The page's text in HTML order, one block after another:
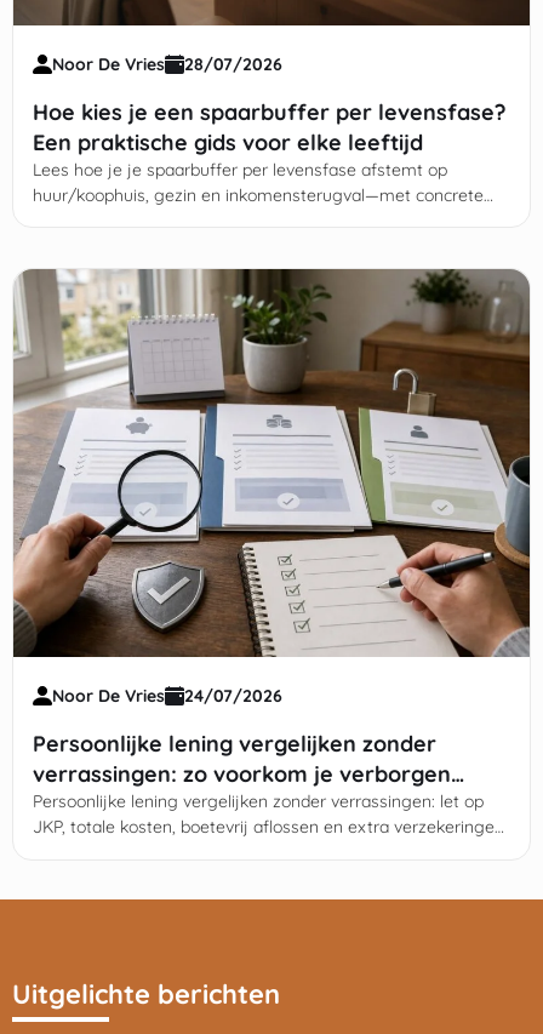
Noor De Vries 28/07/2026
Hoe kies je een spaarbuffer per levensfase?
Een praktische gids voor elke leeftijd
Lees hoe je je spaarbuffer per levensfase afstemt op
huur/koophuis, gezin en inkomensterugval—met concrete
Noor De Vries 24/07/2026
Persoonlijke lening vergelijken zonder
verrassingen: zo voorkom je verborgen
kosten
Persoonlijke lening vergelijken zonder verrassingen: let op
JKP, totale kosten, boetevrij aflossen en extra verzekeringen
Uitgelichte berichten